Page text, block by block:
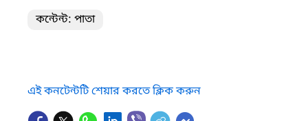
কন্টেন্ট: পাতা
এই কনটেন্টটি শেয়ার করতে ক্লিক করুন